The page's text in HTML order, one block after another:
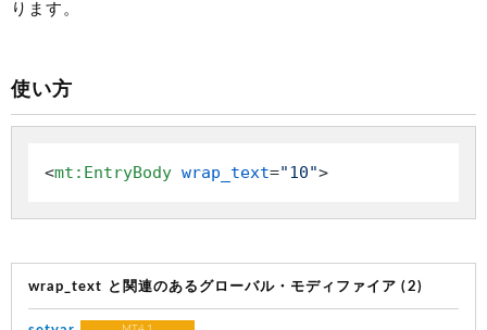
ります。
使い方
<mt:EntryBody wrap_text="10">
wrap_text と関連のあるグローバル・モディファイア (2)